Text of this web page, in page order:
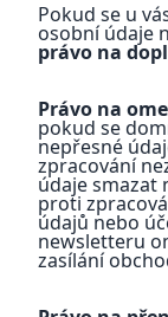
Pokud se u
osobní údaje
právo na
Právo na
pokud se
nepřesné
zpracování
údaje smazat
proti
údajů nebo
newsletteru
zasílání